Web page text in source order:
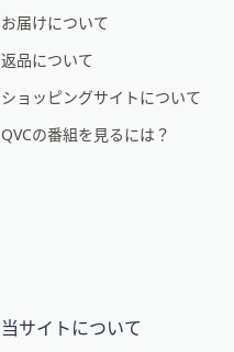
お届けについて
返品について
ショッピングサイトについて
QVCの番組を見るには？
当サイトについて